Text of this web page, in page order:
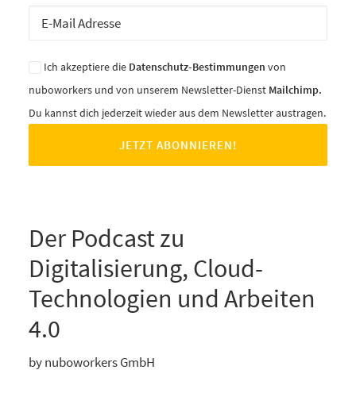
Ich akzeptiere die Datenschutz-Bestimmungen von
nuboworkers und von unserem Newsletter-Dienst Mailchimp.
Du kannst dich jederzeit wieder aus dem Newsletter austragen.
Der Podcast zu
Digitalisierung, Cloud-
Technologien und Arbeiten
4.0
by nuboworkers GmbH